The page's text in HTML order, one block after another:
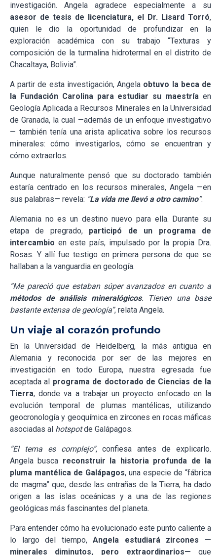
investigación. Angela agradece especialmente a su
asesor de tesis de licenciatura, el Dr. Lisard Torró,
quien le dio la oportunidad de profundizar en la
exploración académica con su trabajo “Texturas y
composición de la turmalina hidrotermal en el distrito de
Chacaltaya, Bolivia”.
A partir de esta investigación, Angela obtuvo la beca de
la Fundación Carolina para estudiar su maestría en
Geología Aplicada a Recursos Minerales en la Universidad
de Granada, la cual —además de un enfoque investigativo
— también tenía una arista aplicativa sobre los recursos
minerales: cómo investigarlos, cómo se encuentran y
cómo extraerlos.
Aunque naturalmente pensó que su doctorado también
estaría centrado en los recursos minerales, Angela —en
sus palabras— revela: “La vida me llevó a otro camino”.
Alemania no es un destino nuevo para ella. Durante su
etapa de pregrado, participó de un programa de
intercambio en este país, impulsado por la propia Dra.
Rosas. Y allí fue testigo en primera persona de que se
hallaban a la vanguardia en geología.
“Me pareció que estaban súper avanzados en cuanto a
métodos de análisis mineralógicos. Tienen una base
bastante extensa de geología”, relata Angela.
Un viaje al corazón profundo
En la Universidad de Heidelberg, la más antigua en
Alemania y reconocida por ser de las mejores en
investigación en todo Europa, nuestra egresada fue
aceptada al programa de doctorado de Ciencias de la
Tierra, donde va a trabajar un proyecto enfocado en la
evolución temporal de plumas mantélicas, utilizando
geocronología y geoquímica en zircones en rocas máficas
asociadas al hotspotde Galápagos.
“El tema es complejo”, confiesa antes de explicarlo.
Angela busca reconstruir la historia profunda de la
pluma mantélica de Galápagos, una especie de “fábrica
de magma” que, desde las entrañas de la Tierra, ha dado
origen a las islas oceánicas y a una de las regiones
geológicas más fascinantes del planeta.
Para entender cómo ha evolucionado este punto caliente a
lo largo del tiempo,Angela estudiará zircones —
minerales diminutos, pero extraordinarios— que